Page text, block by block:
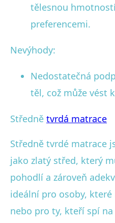
tělesnou
preferencemi.
Nevýhody:
Nedostatečná
těl, což může vést
Středně tvrdá matrace
Středně tvrdé matrace
jako zlatý střed, který
pohodlí a zároveň
ideální pro osoby,
nebo pro ty, kteří spí